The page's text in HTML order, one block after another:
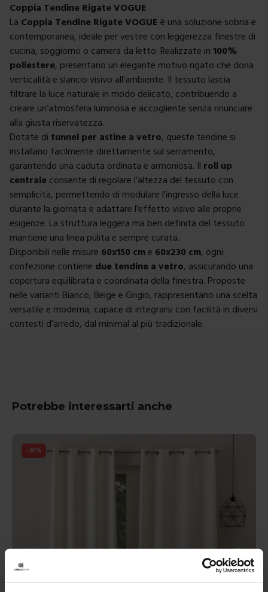
Coppia Tendine Rigate VOGUE
La Coppia Tendine Rigate VOGUE è una soluzione sobria e
contemporanea, ideale per vestire con leggerezza finestre di
cucina, soggiorno o camera da letto. Realizzate in 100%
poliestere, presentano un elegante motivo rigato che dona
verticalità e slancio visivo all’ambiente. Il tessuto lascia
filtrare la luce naturale in modo delicato, contribuendo a
creare un’atmosfera luminosa e accogliente senza rinunciare
alla giusta riservatezza.
Dotate di tunnel per astine a vetro, queste tendine si
installano facilmente direttamente sul serramento,
garantendo una caduta ordinata e armoniosa. Il roll up
centrale consente di regolare l’altezza del tessuto con
semplicità, permettendo di modulare l’ingresso della luce
durante la giornata e adattare l’effetto visivo alle proprie
esigenze. La struttura leggera ma ben definita del tessuto
mantiene una linea pulita e sempre curata.
Disponibili nelle misure 60x150 cme 60x230 cm, ogni
confezione contiene due tendine a vetro, assicurando una
copertura equilibrata e coordinata della finestra. Proposte
nelle varianti Bianco, Beige e Grigio, rappresentano una scelta
versatile e moderna, capace di integrarsi con facilità in diversi
contesti d’arredo, dal minimal al più tradizionale.
Potrebbe interessarti anche
-30%